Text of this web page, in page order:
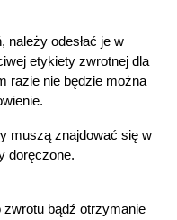
należy odesłać je w
etykiety zwrotnej dla
razie nie będzie można
muszą znajdować się w
doręczone.
bądź otrzymanie